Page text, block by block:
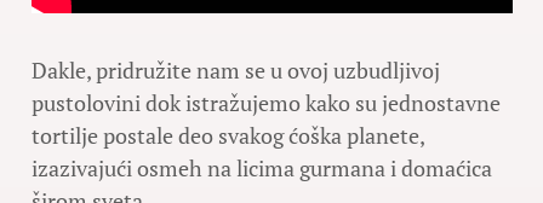
Dakle, pridružite nam se u ovoj uzbudljivoj
pustolovini dok istražujemo kako su jednostavne
tortilje postale deo svakog ćoška planete,
izazivajući osmeh na licima gurmana i domaćica